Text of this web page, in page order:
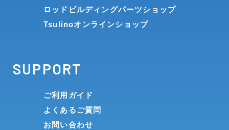
ロッドビルディングパーツショップ
Tsulinoオンラインショップ
SUPPORT
ご利用ガイド
よくあるご質問
お問い合わせ